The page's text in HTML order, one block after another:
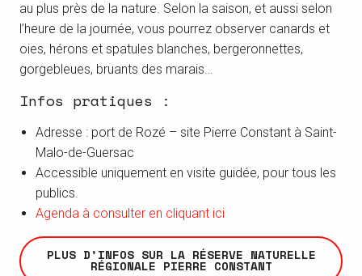
au plus près de la nature. Selon la saison, et aussi selon
l’heure de la journée, vous pourrez observer canards et
oies, hérons et spatules blanches, bergeronnettes,
gorgebleues, bruants des marais…
Infos pratiques :
Adresse : port de Rozé – site Pierre Constant à Saint-
Malo-de-Guersac
Accessible uniquement en visite guidée, pour tous les
publics.
Agenda à consulter en cliquant ici
PLUS D’INFOS SUR LA RÉSERVE NATURELLE
RÉGIONALE PIERRE CONSTANT